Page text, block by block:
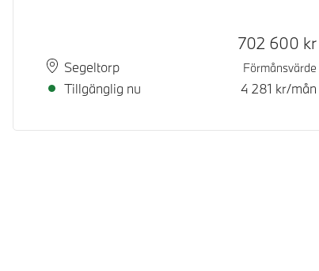
PlatsSegeltorp
Leveranstid
Tillgänglig nu
Kontantpris
702 600 kr
Förmånsvärde
4 281 kr/mån